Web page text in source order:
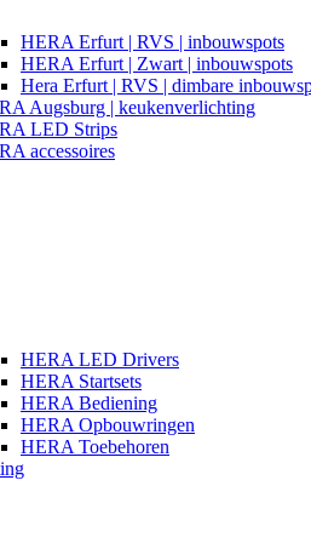
HERA Erfurt | RVS | inbouwspots
HERA Erfurt | Zwart | inbouwspots
Hera Erfurt | RVS | dimbare
Augsburg | keukenverlichting
LED Strips
accessoires
HERA LED Drivers
HERA Startsets
HERA Bediening
HERA Opbouwringen
HERA Toebehoren